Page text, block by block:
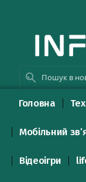
Головна
Мобільний
Відеоігри